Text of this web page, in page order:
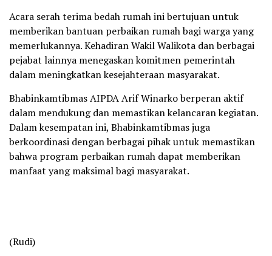
Acara serah terima bedah rumah ini bertujuan untuk
memberikan bantuan perbaikan rumah bagi warga yang
memerlukannya. Kehadiran Wakil Walikota dan berbagai
pejabat lainnya menegaskan komitmen pemerintah
dalam meningkatkan kesejahteraan masyarakat.
Bhabinkamtibmas AIPDA Arif Winarko berperan aktif
dalam mendukung dan memastikan kelancaran kegiatan.
Dalam kesempatan ini, Bhabinkamtibmas juga
berkoordinasi dengan berbagai pihak untuk memastikan
bahwa program perbaikan rumah dapat memberikan
manfaat yang maksimal bagi masyarakat.
(Rudi)